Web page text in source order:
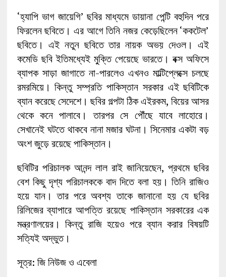
‘হ্যাপি ভাগ জায়েগি’ ছবির মাধ্যমে ডায়ানা পেন্টি বহুদিন পরে
ফিরলেন ছবিতে। এর আগে তিনি নজর কেড়েছিলেন ‘ককটেল’
ছবিতে। এই নতুন ছবিতে তার নায়ক অভয় দেওল। এই
কমেডি ছবি ইতিমধ্যেই মু্ক্তি পেয়েছে ভারতে। বক্স অফিসে
ব্যাপক সাড়া জাগাতে না-পারলেও এখনও মাল্টিপ্লেক্সে চলছে
রমরমিয়ে। কিন্তু সম্প্রতি পাকিস্তান সরকার এই ছবিটিকে
ব্যান করেছে সেদেশে। ছবির গল্পটা ঠিক এইরকম, বিয়ের আসর
থেকে কনে পালাবে। তারপর সে পৌঁছে যাবে লাহোরে।
সেখানেই ঘটতে থাকবে নানা মজার ঘটনা। সিনেমার একটা বড়
অংশ জুড়ে রয়েছে পাকিস্তান।
ছবিটির পরিচালক আনন্দ লাল রাই জানিয়েছেন, প্রথমে ছবির
বেশ কিছু দৃশ্য পরিচালককে বাদ দিতে বলা হয়। তিনি রাজিও
হয়ে যান। তার পরে অবশ্য তাকে জানানো হয় যে ছবির
রিলিজের ব্যাপারে আপত্তি রয়েছে পাকিস্তান সরকারের এক
মন্ত্রণালয়ের। কিন্তু রাজি হয়েও পরে ব্যান করার বিষয়টি
সত্যিই অদ্ভুত।
সূত্র: জি নিউজ ও এবেলা